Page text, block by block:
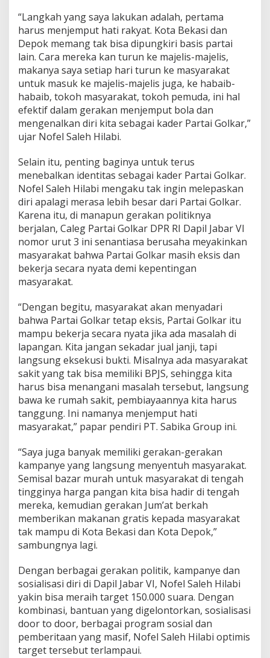
H
i
l
a
b
i
T
a
r
g
e
t
n
1
5
0
R
i
b
u
S
u
U
n
t
k
T
e
m
b
u
s
D
R
“Langkah yang saya lakukan adalah, pertama
harus menjemput hati rakyat. Kota Bekasi dan
Depok memang tak bisa dipungkiri basis partai
lain. Cara mereka kan turun ke majelis-majelis,
makanya saya setiap hari turun ke masyarakat
untuk masuk ke majelis-majelis juga, ke habaib-
habaib, tokoh masyarakat, tokoh pemuda, ini hal
efektif dalam gerakan menjemput bola dan
mengenalkan diri kita sebagai kader Partai Golkar,”
ujar Nofel Saleh Hilabi.
Selain itu, penting baginya untuk terus
menebalkan identitas sebagai kader Partai Golkar.
Nofel Saleh Hilabi mengaku tak ingin melepaskan
diri apalagi merasa lebih besar dari Partai Golkar.
Karena itu, di manapun gerakan politiknya
berjalan, Caleg Partai Golkar DPR RI Dapil Jabar VI
nomor urut 3 ini senantiasa berusaha meyakinkan
masyarakat bahwa Partai Golkar masih eksis dan
bekerja secara nyata demi kepentingan
masyarakat.
“Dengan begitu, masyarakat akan menyadari
bahwa Partai Golkar tetap eksis, Partai Golkar itu
mampu bekerja secara nyata jika ada masalah di
lapangan. Kita jangan sekadar jual janji, tapi
langsung eksekusi bukti. Misalnya ada masyarakat
sakit yang tak bisa memiliki BPJS, sehingga kita
harus bisa menangani masalah tersebut, langsung
bawa ke rumah sakit, pembiayaannya kita harus
tanggung. Ini namanya menjemput hati
masyarakat,” papar pendiri PT. Sabika Group ini.
“Saya juga banyak memiliki gerakan-gerakan
kampanye yang langsung menyentuh masyarakat.
Semisal bazar murah untuk masyarakat di tengah
tingginya harga pangan kita bisa hadir di tengah
mereka, kemudian gerakan Jum’at berkah
memberikan makanan gratis kepada masyarakat
tak mampu di Kota Bekasi dan Kota Depok,”
sambungnya lagi.
Dengan berbagai gerakan politik, kampanye dan
sosialisasi diri di Dapil Jabar VI, Nofel Saleh Hilabi
yakin bisa meraih target 150.000 suara. Dengan
kombinasi, bantuan yang digelontorkan, sosialisasi
door to door, berbagai program sosial dan
pemberitaan yang masif, Nofel Saleh Hilabi optimis
target tersebut terlampaui.